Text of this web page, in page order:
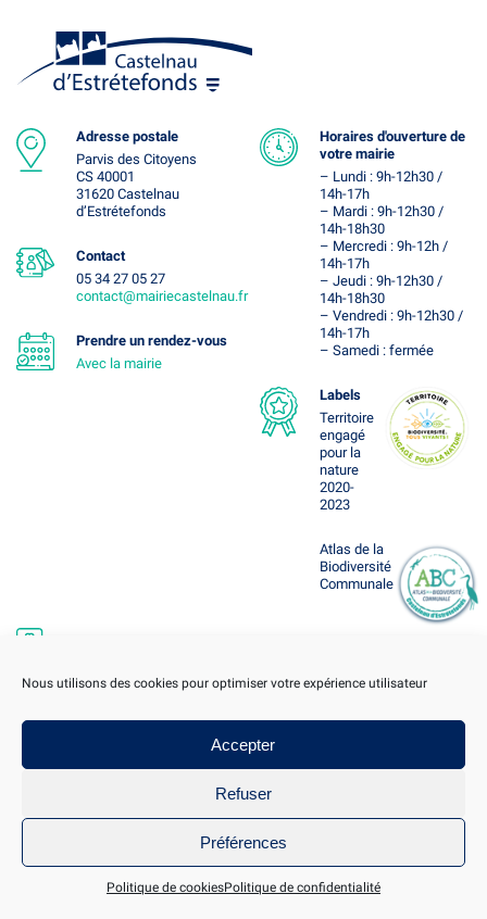
Nous utilisons des cookies pour optimiser votre expérience utilisateur
Accepter
Refuser
Préférences
Politique de cookiesPolitique de confidentialité
Adresse postale
Parvis des Citoyens
CS 40001
31620 Castelnau
d’Estrétefonds
Contact
05 34 27 05 27
contact@mairiecastelnau.fr
Prendre un rendez-vous
Avec la mairie
Horaires d'ouverture de
votre mairie
– Lundi : 9h-12h30 /
14h-17h
– Mardi : 9h-12h30 /
14h-18h30
– Mercredi : 9h-12h /
14h-17h
– Jeudi : 9h-12h30 /
14h-18h30
– Vendredi : 9h-12h30 /
14h-17h
– Samedi : fermée
Labels
Territoire
engagé
pour la
nature
2020-
2023
Atlas de la
Biodiversité
Communale
Castelnau d'Estrétefonds appartient à la
www.cc-dufrontonnais.fr
Mentions légales Politique de cookies